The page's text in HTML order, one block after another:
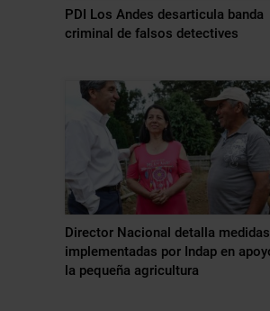
PDI Los Andes desarticula banda
criminal de falsos detectives
Director Nacional detalla medidas
implementadas por Indap en
la pequeña agricultura